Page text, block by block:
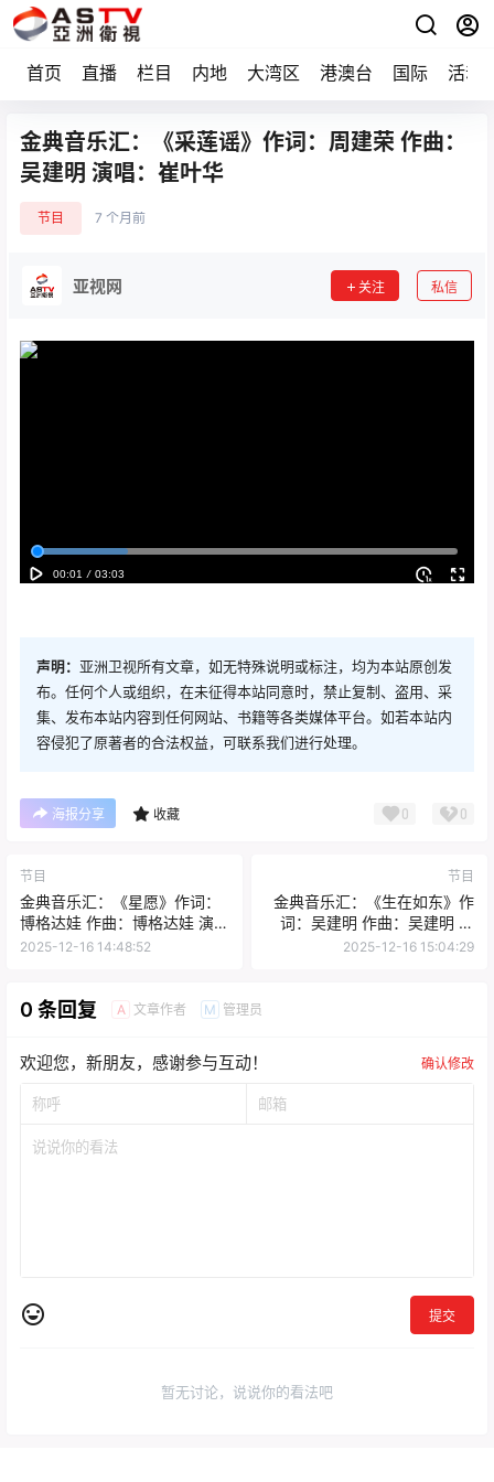
首页 直播 栏目 内地 大湾区 港澳台 国际 活动
金典音乐汇：《采莲谣》作词：周建荣 作曲：
吴建明 演唱：崔叶华
节目 7 个月前
亚视网 关注 私信
声明： 亚洲卫视所有文章，如无特殊说明或标注，均为本站原创发
布。任何个人或组织，在未征得本站同意时，禁止复制、盗用、采
集、发布本站内容到任何网站、书籍等各类媒体平台。如若本站内
容侵犯了原著者的合法权益，可联系我们进行处理。
海报分享 收藏 0 0
节目
金典音乐汇：《星愿》作词：
博格达娃 作曲：博格达娃 演
唱：博格达娃
2025-12-16 14:48:52
节目
金典音乐汇：《生在如东》作
词：吴建明 作曲：吴建明 演
唱：崔叶华
2025-12-16 15:04:29
0 条回复 A 文章作者 M 管理员
欢迎您，新朋友，感谢参与互动！ 确认修改
提交
暂无讨论，说说你的看法吧